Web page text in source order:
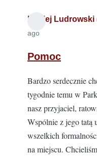
Maciej Ludrowski
ago
Pomoc
Bardzo serdecznie
tygodnie temu w
nasz przyjaciel,
Wspólnie z jego tatą
wszelkich
na miejscu.